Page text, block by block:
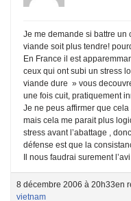
Je me demande si battre un
viande soit plus tendre!
En France il est
ceux qui ont subi un stress
viande dure » vous
une fois cuit, pratiquement
Je ne peus affirmer que cela
mais cela me parait plus
stress avant l’abattage ,
défense est que la
Il nous faudrai surement
8 décembre 2006 à 20h33en
vietnam